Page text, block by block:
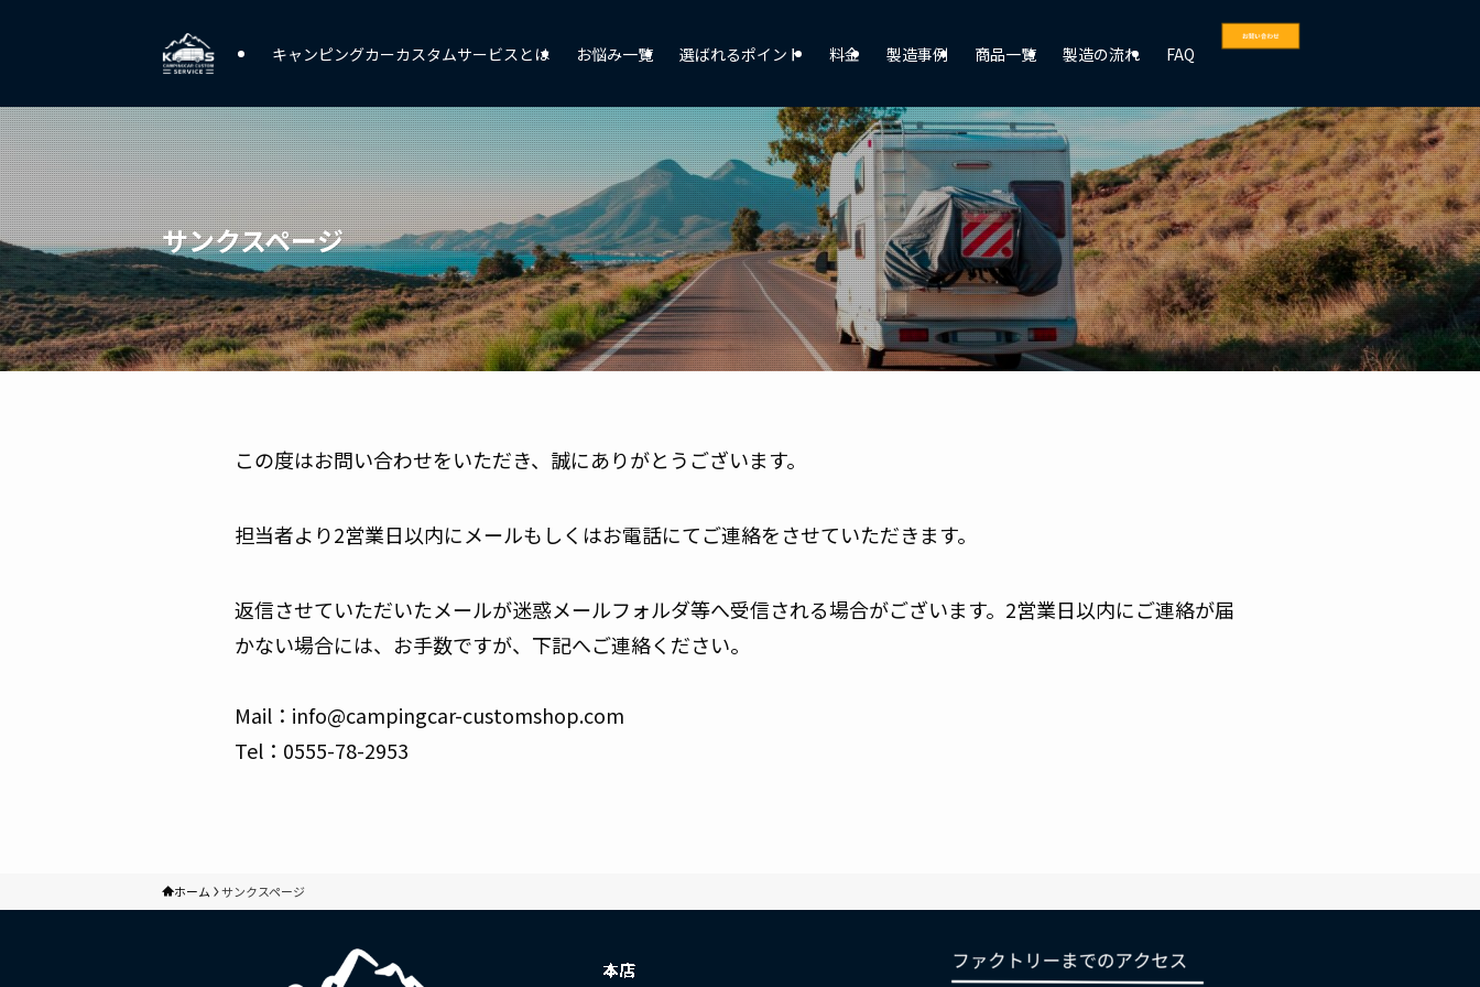
キャンピングカーカスタムサービスとは お悩み一覧 選ばれるポイント 料金 製造事例 商品一覧 製造の流れ FAQ
サンクスページ
この度はお問い合わせをいただき、誠にありがとうございます。
担当者より2営業日以内にメールもしくはお電話にてご連絡をさせていただきます。
返信させていただいたメールが迷惑メールフォルダ等へ受信される場合がございます。2営業日以内にご連絡が届
かない場合には、お手数ですが、下記へご連絡ください。
Mail：info@campingcar-customshop.com
Tel：0555-78-2953
ホーム サンクスページ